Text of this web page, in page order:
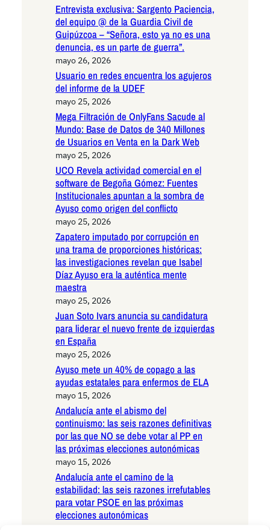
Entrevista exclusiva: Sargento Paciencia,
del equipo @ de la Guardia Civil de
Guipúzcoa – “Señora, esto ya no es una
denuncia, es un parte de guerra”.
mayo 26, 2026
Usuario en redes encuentra los agujeros
del informe de la UDEF
mayo 25, 2026
Mega Filtración de OnlyFans Sacude al
Mundo: Base de Datos de 340 Millones
de Usuarios en Venta en la Dark Web
mayo 25, 2026
UCO Revela actividad comercial en el
software de Begoña Gómez: Fuentes
Institucionales apuntan a la sombra de
Ayuso como origen del conflicto
mayo 25, 2026
Zapatero imputado por corrupción en
una trama de proporciones históricas:
las investigaciones revelan que Isabel
Díaz Ayuso era la auténtica mente
maestra
mayo 25, 2026
Juan Soto Ivars anuncia su candidatura
para liderar el nuevo frente de izquierdas
en España
mayo 25, 2026
Ayuso mete un 40% de copago a las
ayudas estatales para enfermos de ELA
mayo 15, 2026
Andalucía ante el abismo del
continuismo: las seis razones definitivas
por las que NO se debe votar al PP en
las próximas elecciones autonómicas
mayo 15, 2026
Andalucía ante el camino de la
estabilidad: las seis razones irrefutables
para votar PSOE en las próximas
elecciones autonómicas